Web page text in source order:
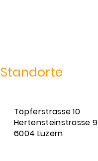
Standorte
Töpferstrasse 10
Hertensteinstrasse 9
6004 Luzern